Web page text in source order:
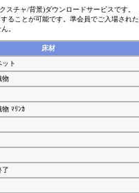
チャ/背景)ダウンロードサービスです。
ることが可能です。準会員でご入場され
。
床材
ット
物
物 ﾏﾘﾝｶ
了